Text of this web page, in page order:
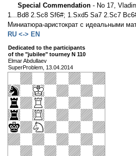
Special Commendation - No 17,
1...Bd8 2.Sc8 Sf6#; 1.Sxd5 Sa7 2.Sc7
Миниатюра-аристократ с идеальными
RU <-> EN
Dedicated to the participants
of the "jubilee" tourney N 110
Elmar Abdullaev
SuperProblem, 13.04.2014